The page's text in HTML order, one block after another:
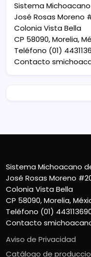
Sistema
José Rosas Moreno
Colonia Vista Bella
CP 58090, Morelia,
Teléfono (01)
Contacto
Sistema Michoacano
José Rosas Moreno
Colonia Vista Bella
CP 58090, Morelia,
Teléfono (01)
Contacto
Aviso de Privacidad
Catálogo de